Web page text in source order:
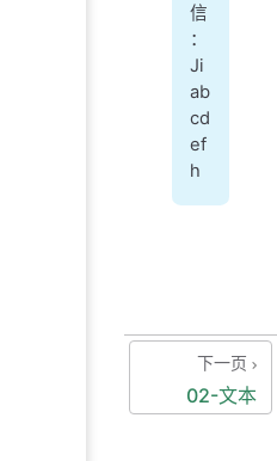
信
：
Ji
ab
cd
ef
h
下一页
02-文本